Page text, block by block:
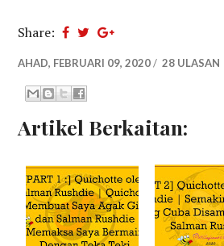
Share:
AHAD, FEBRUARI 09, 2020/28 ULASAN
Artikel Berkaitan: